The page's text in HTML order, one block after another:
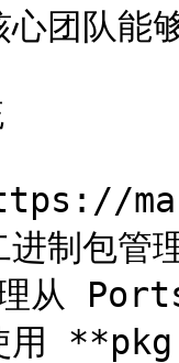
团队能
进制包管
Ports
用